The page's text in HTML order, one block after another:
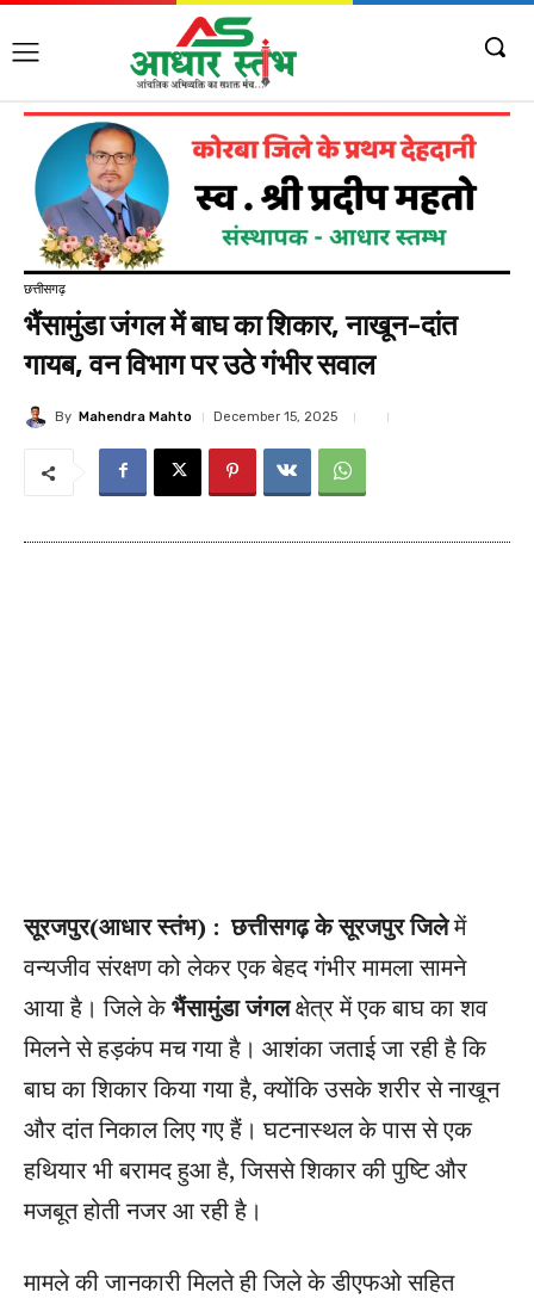
छत्तीसगढ़
भैंसामुंडा जंगल में बाघ का शिकार, नाखून-दांत
गायब, वन विभाग पर उठे गंभीर सवाल
By Mahendra Mahto December 15, 2025
सूरजपुर(आधार स्तंभ) : छत्तीसगढ़ के सूरजपुर जिलेमें
वन्यजीव संरक्षण को लेकर एक बेहद गंभीर मामला सामने
आया है। जिले केभैंसामुंडा जंगलक्षेत्र में एक बाघ का शव
मिलने से हड़कंप मच गया है। आशंका जताई जा रही है कि
बाघ का शिकार किया गया है, क्योंकि उसके शरीर से नाखून
और दांत निकाल लिए गए हैं। घटनास्थल के पास से एक
हथियार भी बरामद हुआ है, जिससे शिकार की पुष्टि और
मजबूत होती नजर आ रही है।
मामले की जानकारी मिलते ही जिले के डीएफओ सहित